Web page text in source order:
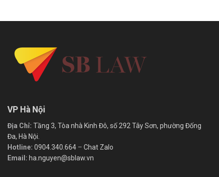
VP Hà Nội
Địa Chỉ: Tầng 3, Tòa nhà Kinh Đô, số 292 Tây Sơn, phường Đống
Đa, Hà Nội.
Hotline: 0904.340.664 – Chat Zalo
Email: ha.nguyen@sblaw.vn